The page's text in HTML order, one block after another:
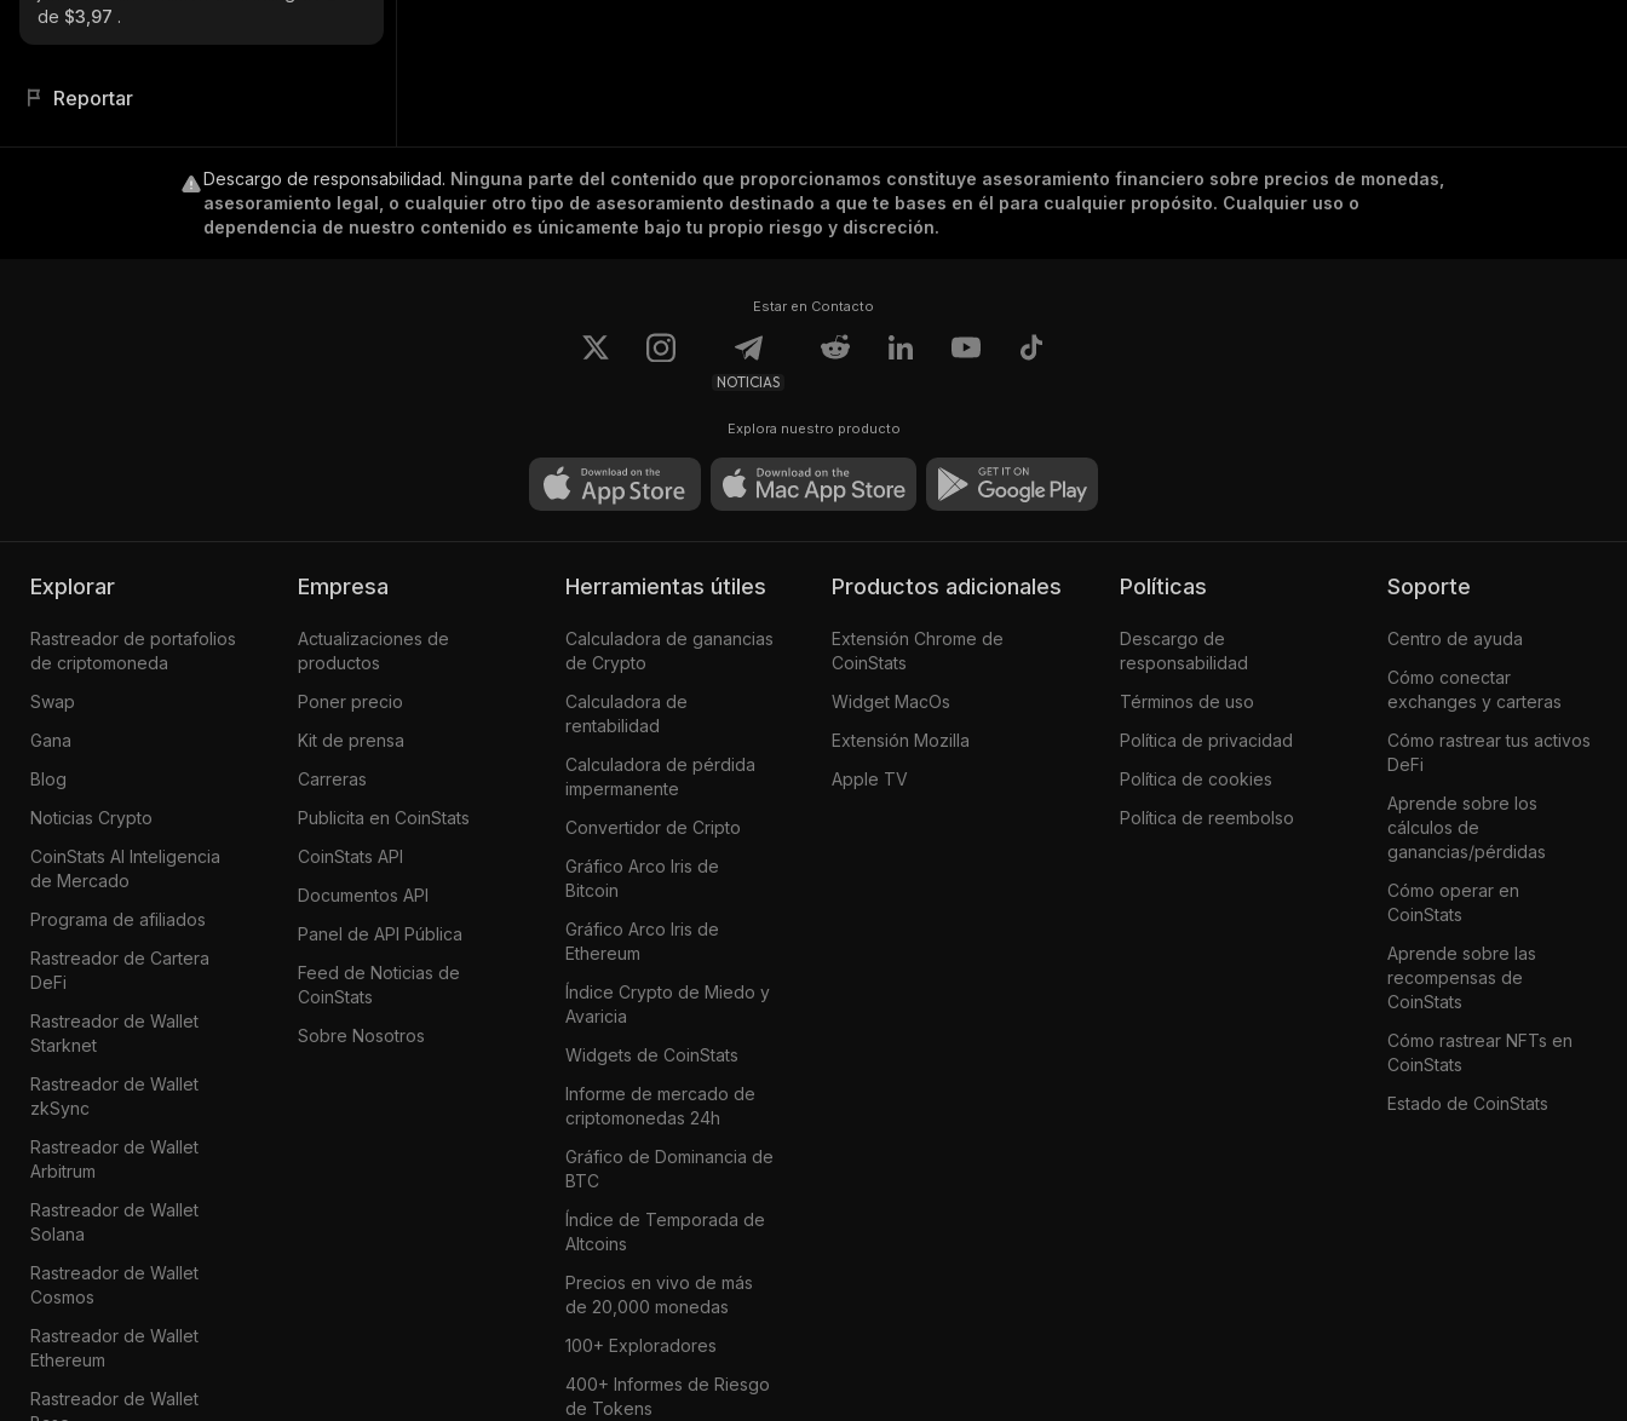
de $3,97 .
Reportar
Descargo de responsabilidad. Ninguna parte del contenido que proporcionamos constituye asesoramiento financiero sobre precios de monedas,
asesoramiento legal, o cualquier otro tipo de asesoramiento destinado a que te bases en él para cualquier propósito. Cualquier uso o
dependencia de nuestro contenido es únicamente bajo tu propio riesgo y discreción.
Estar en Contacto
NOTICIAS
Explora nuestro producto
Explorar
Rastreador de portafolios
de criptomoneda
Swap
Gana
Blog
Noticias Crypto
CoinStats AI Inteligencia
de Mercado
Programa de afiliados
Rastreador de Cartera
DeFi
Rastreador de Wallet
Starknet
Rastreador de Wallet
zkSync
Rastreador de Wallet
Arbitrum
Rastreador de Wallet
Solana
Rastreador de Wallet
Cosmos
Rastreador de Wallet
Ethereum
Rastreador de Wallet
Empresa
Actualizaciones de
productos
Poner precio
Kit de prensa
Carreras
Publicita en CoinStats
CoinStats API
Documentos API
Panel de API Pública
Feed de Noticias de
CoinStats
Sobre Nosotros
Herramientas útiles
Calculadora de ganancias
de Crypto
Calculadora de
rentabilidad
Calculadora de pérdida
impermanente
Convertidor de Cripto
Gráfico Arco Iris de
Bitcoin
Gráfico Arco Iris de
Ethereum
Índice Crypto de Miedo y
Avaricia
Widgets de CoinStats
Informe de mercado de
criptomonedas 24h
Gráfico de Dominancia de
BTC
Índice de Temporada de
Altcoins
Precios en vivo de más
de 20,000 monedas
100+ Exploradores
400+ Informes de Riesgo
de Tokens
Productos adicionales
Extensión Chrome de
CoinStats
Widget MacOs
Extensión Mozilla
Apple TV
Políticas
Descargo de
responsabilidad
Términos de uso
Política de privacidad
Política de cookies
Política de reembolso
Soporte
Centro de ayuda
Cómo conectar
exchanges y carteras
Cómo rastrear tus activos
DeFi
Aprende sobre los
cálculos de
ganancias/pérdidas
Cómo operar en
CoinStats
Aprende sobre las
recompensas de
CoinStats
Cómo rastrear NFTs en
CoinStats
Estado de CoinStats